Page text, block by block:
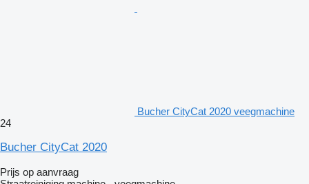
Bucher CityCat 2020 veegmachine
24
Bucher CityCat 2020
Prijs op aanvraag